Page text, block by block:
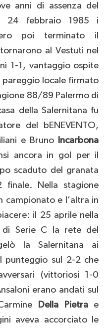
anni di assenza del
24 febbraio 1985 i
poi terminato il
al Vestuti nel
1-1, vantaggio ospite
pareggio locale firmato
88/89 Palermo di
della Salernitana fu
del bENEVENTO,
e Bruno
Incarbona
ancora in gol per il
scaduto del granata
Nella stagione
campionato e l’altra in
il 25 aprile nella
di Serie C la rete del
la Salernitana ai
punteggio sul 2-2 che
(vittoriosi 1-0
erano andati sul
Della Pietrae
aveva accorciato le